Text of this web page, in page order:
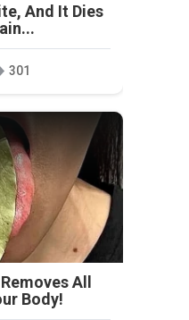
And It Dies
301
All
Body!